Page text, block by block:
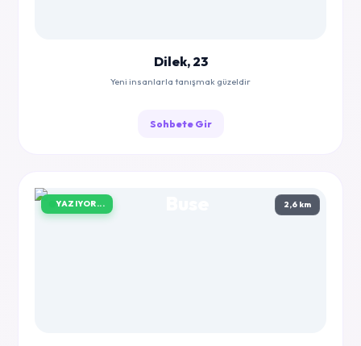
Dilek, 23
Yeni insanlarla tanışmak güzeldir
Sohbete Gir
YAZIYOR... 2,6 km